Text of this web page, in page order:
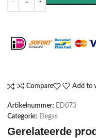
Compare Add to
Artikelnummer: ED073
Categorie:
Degas
Gerelateerde